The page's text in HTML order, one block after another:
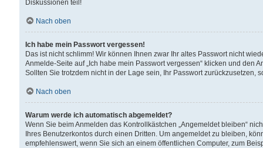
Diskussionen teil!
Nach oben
Ich habe mein Passwort vergessen!
Das ist nicht schlimm! Wir können Ihnen zwar Ihr altes Passwort nicht
Anmelde-Seite auf „Ich habe mein Passwort vergessen“ klicken und
Sollten Sie trotzdem nicht in der Lage sein, Ihr Passwort zurückzusetzen,
Nach oben
Warum werde ich automatisch abgemeldet?
Wenn Sie beim Anmelden das Kontrollkästchen „Angemeldet bleiben“
Ihres Benutzerkontos durch einen Dritten. Um angemeldet zu bleiben,
empfehlenswert, wenn Sie sich an einem öffentlichen Computer, zum